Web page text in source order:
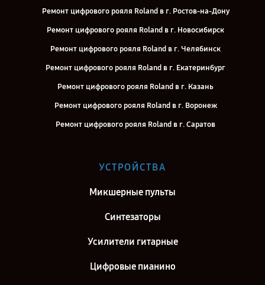
Ремонт цифрового рояля Roland в г. Ростов-на-Дону
Ремонт цифрового рояля Roland в г. Новосибирск
Ремонт цифрового рояля Roland в г. Челябинск
Ремонт цифрового рояля Roland в г. Екатеринбург
Ремонт цифрового рояля Roland в г. Казань
Ремонт цифрового рояля Roland в г. Воронеж
Ремонт цифрового рояля Roland в г. Саратов
Ремонт цифрового рояля Roland в г. Киров
Ремонт цифрового рояля Roland в г. Санкт-Петербург
УСТРОЙСТВА
Микшерные пульты
Синтезаторы
Усилители гитарные
Цифровые пианино